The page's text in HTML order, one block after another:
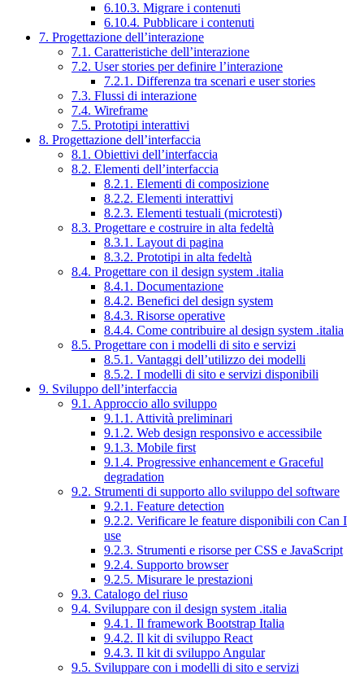
6.10.3. Migrare i contenuti
6.10.4. Pubblicare i contenuti
7. Progettazione dell’interazione
7.1. Caratteristiche dell’interazione
7.2. User stories per definire l’interazione
7.2.1. Differenza tra scenari e user stories
7.3. Flussi di interazione
7.4. Wireframe
7.5. Prototipi interattivi
8. Progettazione dell’interfaccia
8.1. Obiettivi dell’interfaccia
8.2. Elementi dell’interfaccia
8.2.1. Elementi di composizione
8.2.2. Elementi interattivi
8.2.3. Elementi testuali (microtesti)
8.3. Progettare e costruire in alta fedeltà
8.3.1. Layout di pagina
8.3.2. Prototipi in alta fedeltà
8.4. Progettare con il design system .italia
8.4.1. Documentazione
8.4.2. Benefici del design system
8.4.3. Risorse operative
8.4.4. Come contribuire al design system .italia
8.5. Progettare con i modelli di sito e servizi
8.5.1. Vantaggi dell’utilizzo dei modelli
8.5.2. I modelli di sito e servizi disponibili
9. Sviluppo dell’interfaccia
9.1. Approccio allo sviluppo
9.1.1. Attività preliminari
9.1.2. Web design responsivo e accessibile
9.1.3. Mobile first
9.1.4. Progressive enhancement e Graceful
degradation
9.2. Strumenti di supporto allo sviluppo del software
9.2.1. Feature detection
9.2.2. Verificare le feature disponibili con Can I
use
9.2.3. Strumenti e risorse per CSS e JavaScript
9.2.4. Supporto browser
9.2.5. Misurare le prestazioni
9.3. Catalogo del riuso
9.4. Sviluppare con il design system .italia
9.4.1. Il framework Bootstrap Italia
9.4.2. Il kit di sviluppo React
9.4.3. Il kit di sviluppo Angular
9.5. Sviluppare con i modelli di sito e servizi